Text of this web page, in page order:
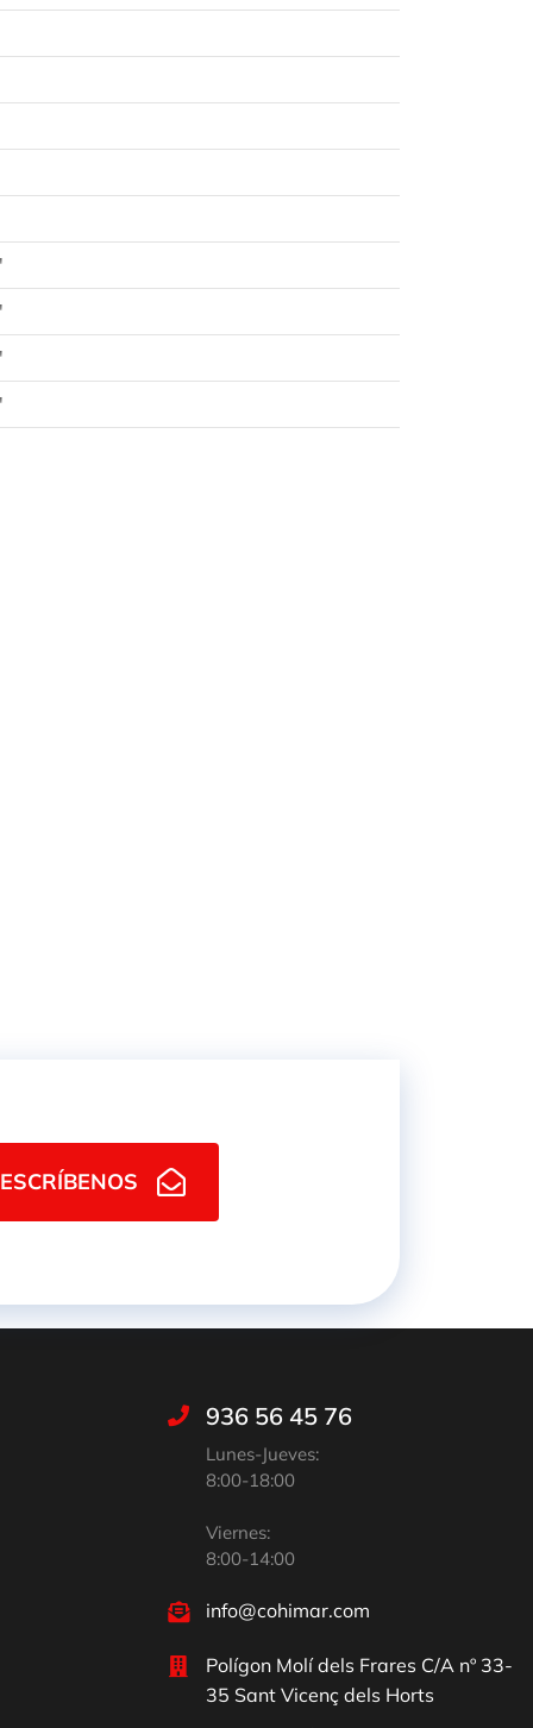
ESCRÍBENOS
936 56 45 76
Lunes-Jueves:
8:00-18:00
Viernes:
8:00-14:00
info@cohimar.com
Polígon Molí dels Frares C/A nº 33-
35 Sant Vicenç dels Horts